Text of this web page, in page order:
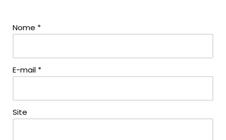
Nome *
E-mail *
Site